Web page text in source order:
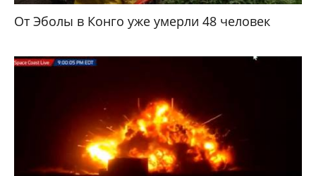
От Эболы в Конго уже умерли 48 человек